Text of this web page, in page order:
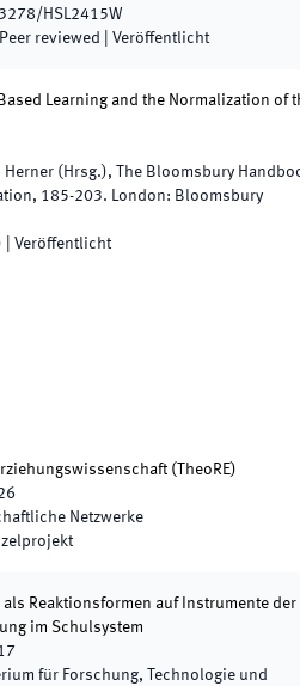
HSL2415W
Peer reviewed Veröffentlicht
Learning and the Normalization of
Herner ( Hrsg.),
The Bloomsbury
, 185-203. London: Bloomsbury
Veröffentlicht
( TheoRE)
Netzwerke
Reaktionsformen auf Instrumente der
im Schulsystem
für Forschung, Technologie und